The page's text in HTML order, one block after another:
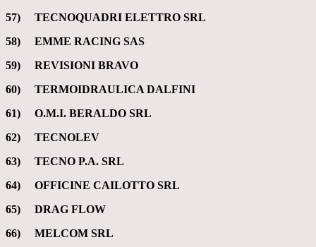
57) TECNOQUADRI ELETTRO SRL
58) EMME RACING SAS
59) REVISIONI BRAVO
60) TERMOIDRAULICA DALFINI
61) O.M.I. BERALDO SRL
62) TECNOLEV
63) TECNO P.A. SRL
64) OFFICINE CAILOTTO SRL
65) DRAG FLOW
66) MELCOM SRL